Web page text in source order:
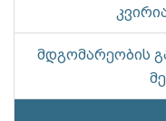
მდგომარეობის